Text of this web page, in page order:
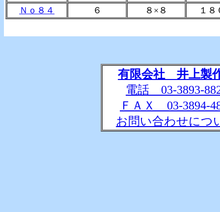
Ｎｏ８４
６ ８×８ １８
有限会社 井上製
電話 03-3893-
ＦＡＸ 03-3894-
お問い合わせにつ